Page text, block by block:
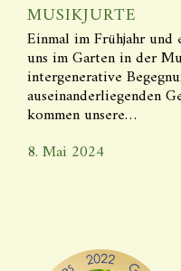
MUSIKJURTE
Einmal im Frühjahr
uns im Garten in der
intergenerative
auseinanderliegenden
kommen unsere…
8. Mai 2024